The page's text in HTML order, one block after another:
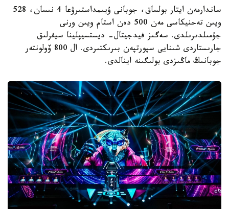
ساندارمەن ايتار بولساق، جوبانى ۇيىمداستىرۋعا 4 نىسان، 528
ويىن تەحنيكاسى مەن 500 دەن استام ويىن ورنى
جۇمىلدىرىلدى. سەگىز فيدجيتال- ديستسيپلينا سيفرلىق
جارىستاردى شىنايى سپورتپەن بىرىكتىردى. ال 800 ۆولونتەر
جوبانىڭ ماڭىزدى بولىگىنە اينالدى.